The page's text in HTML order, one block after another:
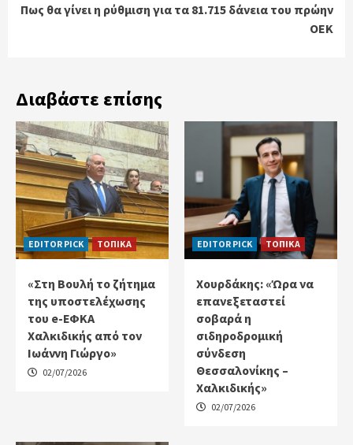
Πως θα γίνει η ρύθμιση για τα 81.715 δάνεια του πρώην
ΟΕΚ
Διαβάστε επίσης
EDITOR PICK ΤΟΠΙΚΑ
«Στη Βουλή το ζήτημα
της υποστελέχωσης
του e-ΕΦΚΑ
Χαλκιδικής από τον
Ιωάννη Γιώργο»
02/07/2026
EDITOR PICK ΤΟΠΙΚΑ
Χουρδάκης: «Ώρα να
επανεξεταστεί
σοβαρά η
σιδηροδρομική
σύνδεση
Θεσσαλονίκης –
Χαλκιδικής»
02/07/2026